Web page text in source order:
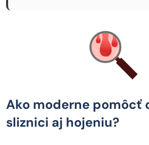
Ako moderne pomôcť
sliznici aj hojeniu?